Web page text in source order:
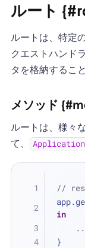
ルート
ルートは、特定
クエストハンド
タを格納するこ
メソッド
ルートは、様々
て、
Application
//
in
}